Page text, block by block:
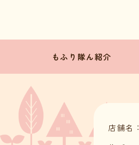
もふり隊ん紹介
店舗名